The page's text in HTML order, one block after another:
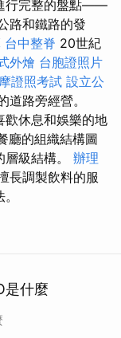
行完整的盤點——
路和鐵路的發
台中整脊 20世紀
外燴 台胞證照片
證照考試 設立公
路旁經營。
歡休息和娛樂的地
廳的組織結構圖
級結構。 辦理
長調製飲料的服
是什麼